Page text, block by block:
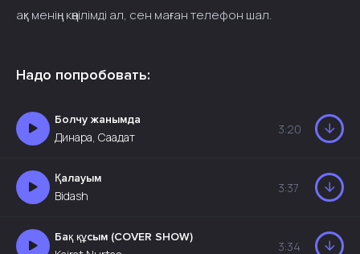
ақ менің көңілімді ал, сен маған телефон шал.
Надо попробовать:
Болчу жанымда
Динара, Саадат
3:20
Қалауым
Bidash
3:37
Бақ құсым (COVER SHOW)
3:34